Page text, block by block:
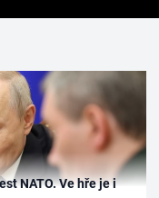
NATO. Ve hře je i